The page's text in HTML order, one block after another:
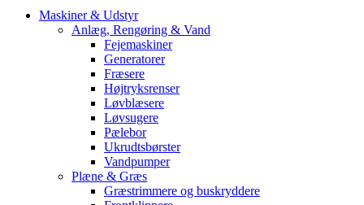
Maskiner & Udstyr
Anlæg, Rengøring & Vand
Fejemaskiner
Generatorer
Fræsere
Højtryksrenser
Løvblæsere
Løvsugere
Pælebor
Ukrudtsbørster
Vandpumper
Plæne & Græs
Græstrimmere og buskryddere